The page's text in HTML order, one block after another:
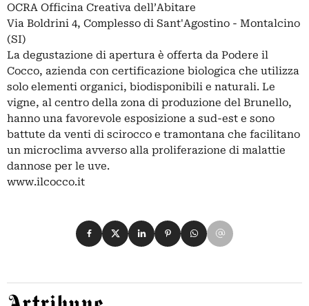
OCRA Officina Creativa dell’Abitare
Via Boldrini 4, Complesso di Sant'Agostino - Montalcino
(SI)
La degustazione di apertura è offerta da Podere il
Cocco, azienda con certificazione biologica che utilizza
solo elementi organici, biodisponibili e naturali. Le
vigne, al centro della zona di produzione del Brunello,
hanno una favorevole esposizione a sud-est e sono
battute da venti di scirocco e tramontana che facilitano
un microclima avverso alla proliferazione di malattie
dannose per le uve.
www.ilcocco.it
Condividi su Facebook
Condividi su X
Condividi su LinkedIn
Condividi su Pinterest
Condividi su WhatsApp
Condividi su Email
Artribune